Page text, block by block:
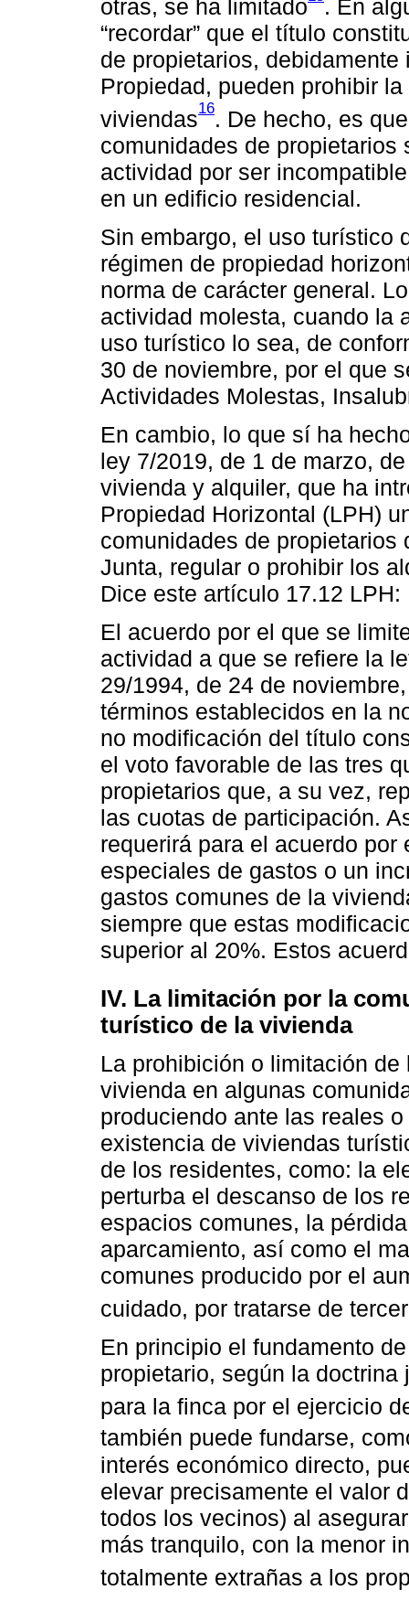
otras, se ha limitado
. En
“recordar” que el título
de propietarios,
Propiedad, pueden prohibir
viviendas16. De hecho, es
comunidades de propietarios
actividad por ser
en un edificio residencial.
Sin embargo, el uso turístico
régimen de propiedad
norma de carácter general.
actividad molesta, cuando la
uso turístico lo sea, de
30 de noviembre, por el que
Actividades Molestas,
En cambio, lo que sí ha
ley 7/2019, de 1 de marzo,
vivienda y alquiler, que ha
Propiedad Horizontal (LPH)
comunidades de propietarios
Junta, regular o prohibir los
Dice este artículo 17.12 LPH:
El acuerdo por el que se
actividad a que se refiere la
29/1994, de 24 de
términos establecidos en la
no modificación del título
el voto favorable de las tres
propietarios que, a su vez,
las cuotas de participación.
requerirá para el acuerdo
especiales de gastos o un
gastos comunes de la
siempre que estas
superior al 20%. Estos
IV. La limitación por la
turístico de la vivienda
La prohibición o limitación
vivienda en algunas
produciendo ante las reales
existencia de viviendas
de los residentes, como: la
perturba el descanso de los
espacios comunes, la
aparcamiento, así como el
comunes producido por el
cuidado, por tratarse de
En principio el fundamento
propietario, según la
para la finca por el ejercicio
también puede fundarse,
interés económico directo,
elevar precisamente el valor
todos los vecinos) al
más tranquilo, con la menor
totalmente extrañas a los